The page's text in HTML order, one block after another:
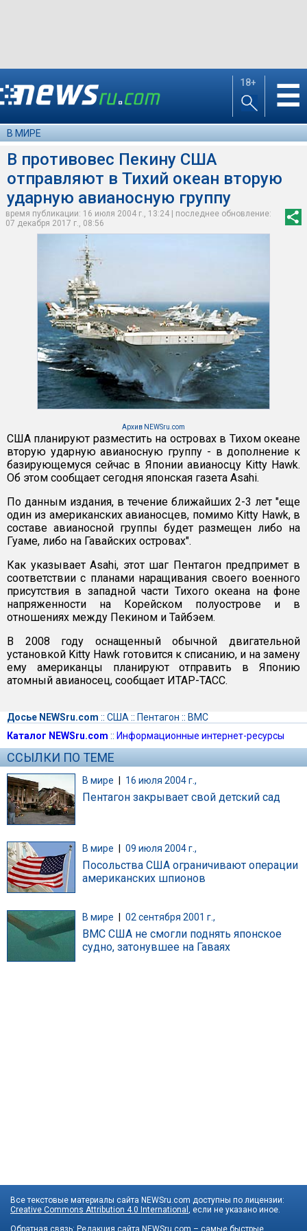
18+ ☰
В МИРЕ
В противовес Пекину США
отправляют в Тихий океан вторую
ударную авианосную группу
время публикации: 16 июля 2004 г., 13:24 | последнее обновление:
07 декабря 2017 г., 08:56
Архив NEWSru.com
США планируют разместить на островах в Тихом океане
вторую ударную авианосную группу - в дополнение к
базирующемуся сейчас в Японии авианосцу Kitty Hawk.
Об этом сообщает сегодня японская газета Asahi.
По данным издания, в течение ближайших 2-3 лет "еще
один из американских авианосцев, помимо Kitty Hawk, в
составе авианосной группы будет размещен либо на
Гуаме, либо на Гавайских островах".
Как указывает Asahi, этот шаг Пентагон предпримет в
соответствии с планами наращивания своего военного
присутствия в западной части Тихого океана на фоне
напряженности на Корейском полуострове и в
отношениях между Пекином и Тайбэем.
В 2008 году оснащенный обычной двигательной
установкой Kitty Hawk готовится к списанию, и на замену
ему американцы планируют отправить в Японию
атомный авианосец, сообщает ИТАР-ТАСС.
Досье NEWSru.com :: США :: Пентагон :: ВМС
Каталог NEWSru.com :: Информационные интернет-ресурсы
ССЫЛКИ ПО ТЕМЕ
В мире | 16 июля 2004 г.,
Пентагон закрывает свой детский сад
В мире | 09 июля 2004 г.,
Посольства США ограничивают операции
американских шпионов
В мире 02 сентября 2001 г.,
ВМС США не смогли поднять японское
судно, затонувшее на Гаваях
Все текстовые материалы сайта NEWSru.com доступны по лицензии:
Creative Commons Attribution 4.0 International , если не указано иное.
Обратная связь: Редакция сайта NEWSru.com – самые быстрые